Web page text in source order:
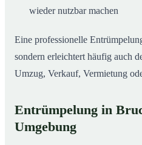
wieder nutzbar machen
Eine professionelle
sondern erleichtert häufig auch
Umzug, Verkauf, Vermietung
Entrümpelung in
Umgebung